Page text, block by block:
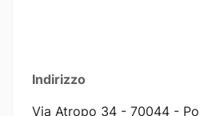
Indirizzo
Via Atropo 34 - 70044 -